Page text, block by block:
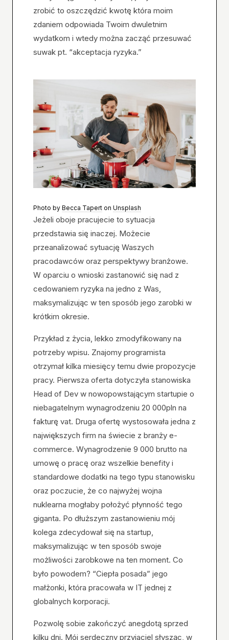
zrobić to oszczędzić kwotę która moim
zdaniem odpowiada Twoim dwuletnim
wydatkom i wtedy można zacząć przesuwać
suwak pt. “akceptacja ryzyka.”
Photo by Becca Tapert on Unsplash
Jeżeli oboje pracujecie to sytuacja
przedstawia się inaczej. Możecie
przeanalizować sytuację Waszych
pracodawców oraz perspektywy branżowe.
W oparciu o wnioski zastanowić się nad z
cedowaniem ryzyka na jedno z Was,
maksymalizując w ten sposób jego zarobki w
krótkim okresie.
Przykład z życia, lekko zmodyfikowany na
potrzeby wpisu. Znajomy programista
otrzymał kilka miesięcy temu dwie propozycje
pracy. Pierwsza oferta dotyczyła stanowiska
Head of Dev w nowopowstającym startupie o
niebagatelnym wynagrodzeniu 20 000pln na
fakturę vat. Druga ofertę wystosowała jedna z
największych firm na świecie z branży e-
commerce. Wynagrodzenie 9 000 brutto na
umowę o pracę oraz wszelkie benefity i
standardowe dodatki na tego typu stanowisku
oraz poczucie, że co najwyżej wojna
nuklearna mogłaby położyć płynność tego
giganta. Po dłuższym zastanowieniu mój
kolega zdecydował się na startup,
maksymalizując w ten sposób swoje
możliwości zarobkowe na ten moment. Co
było powodem? “Ciepła posada” jego
małżonki, która pracowała w IT jednej z
globalnych korporacji.
Pozwolę sobie zakończyć anegdotą sprzed
kilku dni. Mój serdeczny przyjaciel słysząc, w